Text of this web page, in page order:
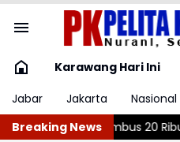
Karawang Hari Ini
Jabar
Jakarta Nasional
Breaking NewsIngatkan Pentingnya